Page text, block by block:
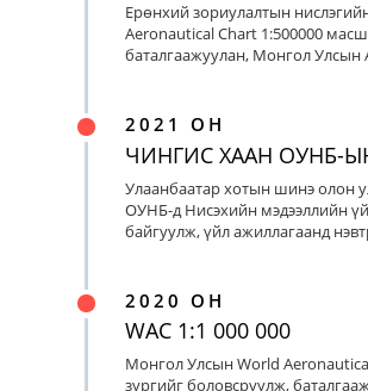
Ерөнхий зориулалтын
Aeronautical Chart 1:500000
баталгаажуулан, Монгол Улсын
2021 ОН
ЧИНГИС ХААН ОУНБ-
Улаанбаатар хотын шинэ олон
ОУНБ-д Нисэхийн мэдээллийн
байгуулж, үйл ажиллагаанд
2020 ОН
WAC 1:1 000 000
Монгол Улсын World
зургийг боловсруулж,